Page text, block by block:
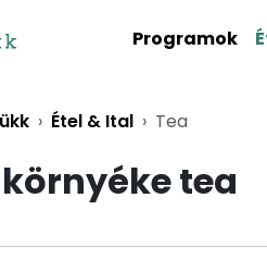
Programok
Étel & Ital Tea
tea